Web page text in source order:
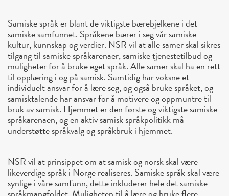
Samiske språk er blant de viktigste bærebjelkene i det
samiske samfunnet. Språkene bærer i seg vår samiske
kultur, kunnskap og verdier. NSR vil at alle samer skal sikres
tilgang til samiske språkarenaer, samiske tjenestetilbud og
muligheter for å bruke eget språk. Alle samer skal ha en rett
til opplæring i og på samisk. Samtidig har voksne et
individuelt ansvar for å lære seg, og også bruke språket, og
samisktalende har ansvar for å motivere og oppmuntre til
bruk av samisk. Hjemmet er den første og viktigste samiske
språkarenaen, og en aktiv samisk språkpolitikk må
understøtte språkvalg og språkbruk i hjemmet.
NSR vil at prinsippet om at samisk og norsk skal være
likeverdige språk i Norge realiseres. Samiske språk skal være
synlige i våre samfunn, dette inkluderer hele det samiske